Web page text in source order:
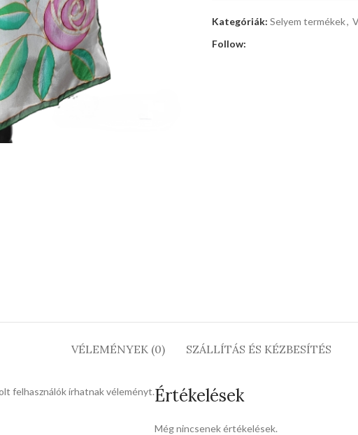
Kategóriák: Selyem termékek,
Follow:
VÉLEMÉNYEK (0) SZÁLLÍTÁS ÉS KÉZBESÍTÉS
Értékelések
Még nincsenek értékelések.
felhasználók írhatnak véleményt.